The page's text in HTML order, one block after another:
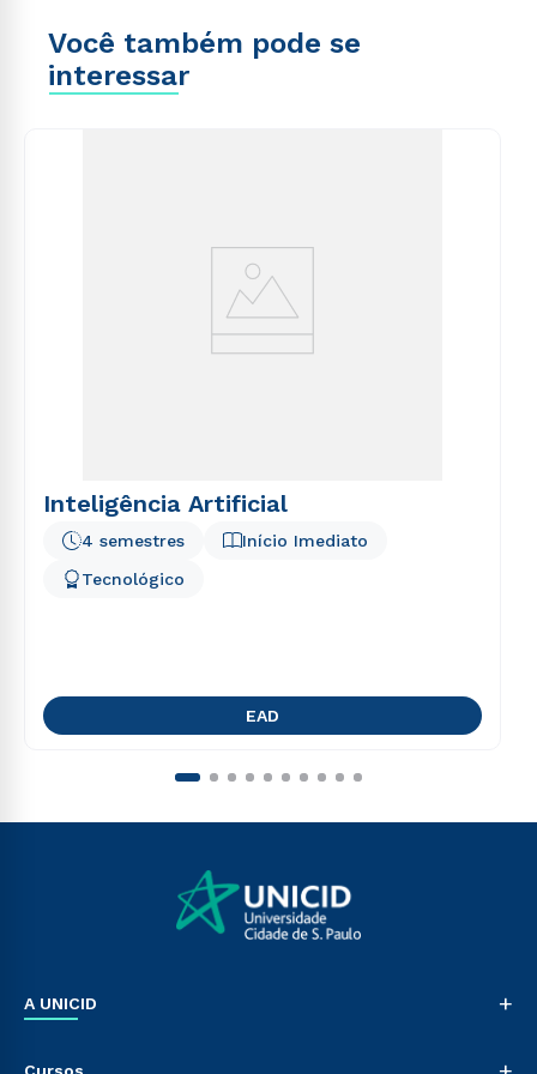
Você também pode se
interessar
Inteligência Artificial
Início Imediato
4 semestres
Tecnológico
EAD
A UNICID +